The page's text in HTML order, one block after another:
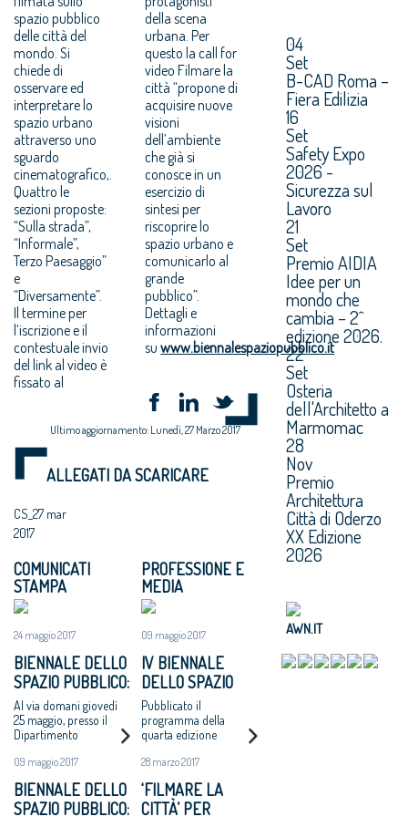
spazio pubblico
delle città del
mondo. Si
chiede di
osservare ed
interpretare lo
spazio urbano
attraverso uno
sguardo
cinematografico,.
Quattro le
sezioni proposte:
“Sulla strada”,
“Informale”,
Terzo Paesaggio”
e
“Diversamente”.
Il termine per
l’iscrizione e il
contestuale invio
del link al video è
fissato al
della scena
urbana. Per
questo la call for
video Filmare la
città “propone di
acquisire nuove
visioni
dell’ambiente
che già si
conosce in un
esercizio di
sintesi per
riscoprire lo
spazio urbano e
comunicarlo al
grande
pubblico”.
Dettagli e
informazioni
suwww.biennalespaziopubblico.it
Ultimo aggiornamento: Lunedì, 27 Marzo 2017
ALLEGATI DA SCARICARE
CS_27 mar
2017
COMUNICATI
STAMPA
24 maggio 2017
BIENNALE DELLO
SPAZIO PUBBLICO:
DOMANI A ROMA
AL VIA LA
QUARTA EDIZIONE
Al via domani giovedì
25 maggio, presso il
Dipartimento
Tre a Piazza Orazio
Mattatoio di Testaccio
09 maggio 2017
BIENNALE DELLO
SPAZIO PUBBLICO:
PROFESSIONE E
MEDIA
09 maggio 2017
IV BIENNALE
DELLO SPAZIO
PUBBLICO. 25-27
MAGGIO 2017
Pubblicato il
programma della
quarta edizione
28 marzo 2017
‘FILMARE LA
CITTÀ’ PER
04
Set
B-CAD Roma –
Fiera Edilizia
16
Set
Safety Expo
2026 -
Sicurezza sul
Lavoro
21
Set
Premio AIDIA
Idee per un
mondo che
cambia – 2^
edizione 2026.
22
Set
Osteria
dell'Architetto a
Marmomac
28
Nov
Premio
Architettura
Città di Oderzo
XX Edizione
2026
AWN.IT